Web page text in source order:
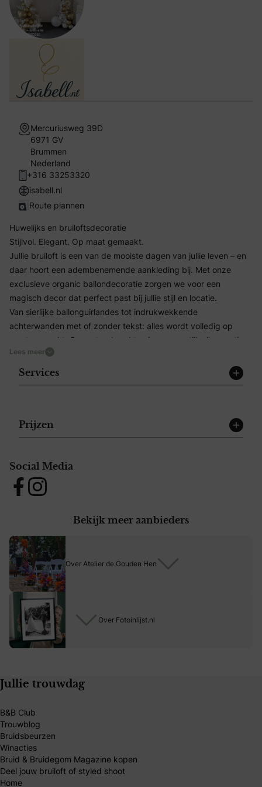
Mercuriusweg 39D
6971 GV
Brummen
Nederland
+316 33253320
isabell.nl
Route plannen
Huwelijks en bruiloftsdecoratie
Stijlvol. Elegant. Op maat gemaakt.
Jullie bruiloft is een van de mooiste dagen van jullie leven – en
daar hoort een adembenemende aankleding bij. Met onze
exclusieve organic ballondecoratie zorgen we voor een
magisch decor dat perfect past bij jullie stijl en locatie.
Van sierlijke ballonguirlandes tot indrukwekkende
achterwanden met of zonder tekst: alles wordt volledig op
maat gemaakt. Geen standaard trosjes, maar stijlvolle creaties
die een luxe en romantische sfeer uitstralen.
Wij denken graag met jullie mee over kleuren, vormen en
compositie – of jullie nu gaan voor een chique boho-stijl, tijdloos
elementen van jullie dag.
Perfect voor:
• Ballonbogen bij het altaar of de taart
• Luxe fotowalls en achtergronddecoratie
• Verfijnde ballontoefjes en lichtcijfers
Willen jullie de mogelijkheden rustig bespreken? Dan zijn jullie
van harte welkom bij ons in Brummen. Tijdens een persoonlijk
gesprek onder het genot van koffie of thee en iets lekkers
nemen we alle wensen en ideeën met jullie door. Hier nemen wij
uitgebreid de tijd voor.
Voor deze afspraak rekenen we een bedrag van €25, dat
uiteraard wordt verrekend met de eindfactuur als de opdracht
doorgaat.
Willen jullie liever dat wij langskomen op de trouwlocatie om ter
plekke mee te denken en ideeën aan te dragen? Dat kan ook.
persoonlijk advies en visuele voorstellen afgestemd op de
ruimte. Dit bedrag wordt uiteraard verrekend met de
Laat je betoveren door de mogelijkheden van ballonnen –
stijlvol, verrassend en uniek.
Neem gerust contact op voor een persoonlijk voorstel of om
vrijblijvend jullie wensen te bespreken via de app 0633253320
Lees meer
Services
Prijzen
Social Media
Facebook
Instagram
Bekijk meer aanbieders
Over Fotoinlijst.nl
Over Atelier de Gouden Hen
Jullie trouwdag
B&B Club
Trouwblog
Bruidsbeurzen
Winacties
Bruid & Bruidegom Magazine kopen
Deel jouw bruiloft of styled shoot
Home